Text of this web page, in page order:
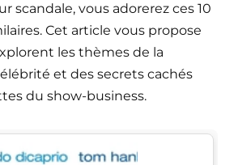
scandale, vous adorerez ces 10
Cet article vous propose
les thèmes de la
et des secrets cachés
du show-business.